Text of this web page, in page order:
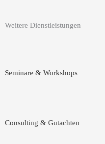
Weitere Dienstleistungen
Seminare & Workshops
Consulting & Gutachten